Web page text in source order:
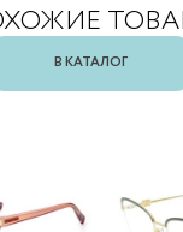
В КАТАЛОГ